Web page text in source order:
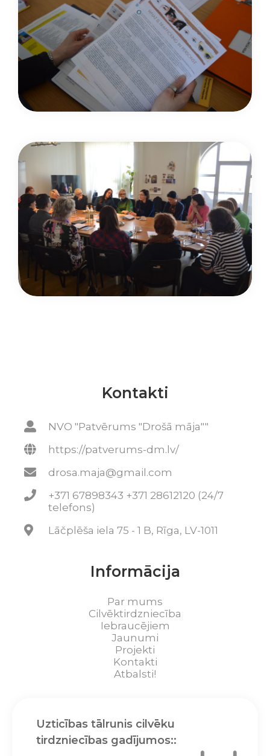
Kontakti
NVO "Patvērums "Drošā māja""
https://patverums-dm.lv/
drosa.maja@gmail.com
+371 67898343 +371 28612120 (24/7
telefons)
Lāčplēša iela 75 - 1 B, Rīga, LV-1011
Informācija
Par mums
Cilvēktirdzniecība
Iebraucējiem
Jaunumi
Projekti
Kontakti
Atbalsti!
Uzticības tālrunis cilvēku
tirdzniecības gadījumos::